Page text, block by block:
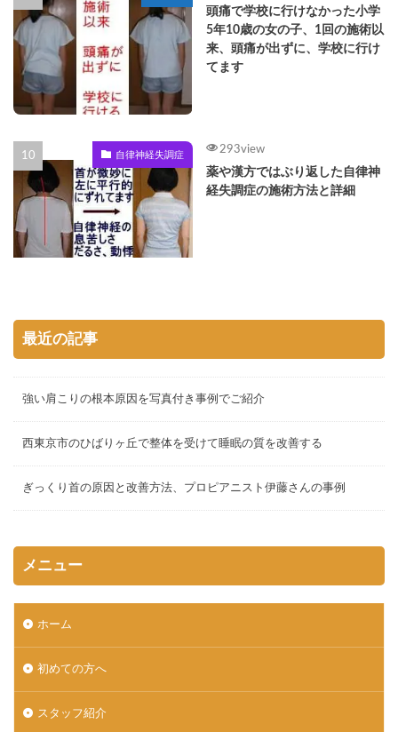
頭痛で学校に行けなかった小学
5年10歳の女の子、1回の施術以
来、頭痛が出ずに、学校に行け
てます
自律神経失調症 293view
薬や漢方ではぶり返した自律神
経失調症の施術方法と詳細
最近の記事
強い肩こりの根本原因を写真付き事例でご紹介
西東京市のひばりヶ丘で整体を受けて睡眠の質を改善する
ぎっくり首の原因と改善方法、プロピアニスト伊藤さんの事例
メニュー
ホーム
初めての方へ
スタッフ紹介